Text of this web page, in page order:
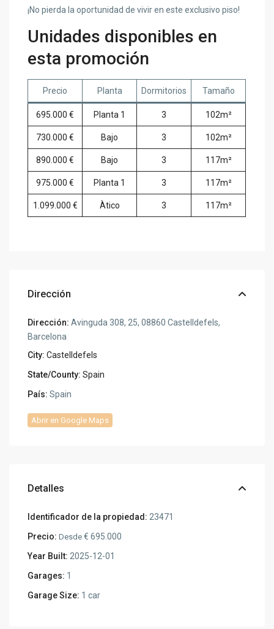
¡No pierda la oportunidad de vivir en este exclusivo piso!
Unidades disponibles en
esta promoción
Precio Planta Dormitorios Tamaño
695.000 € Planta 1 3 102m²
730.000 € Bajo 3 102m²
890.000 € Bajo 3 117m²
975.000 € Planta 1 3 117m²
1.099.000 € Àtico 3 117m²
Dirección
Dirección: Avinguda 308, 25, 08860 Castelldefels,
Barcelona
City: Castelldefels
State/County: Spain
País: Spain
Abrir en Google Maps
Detalles
Identificador de la propiedad: 23471
Precio: Desde € 695.000
Year Built: 2025-12-01
Garages: 1
Garage Size: 1 car